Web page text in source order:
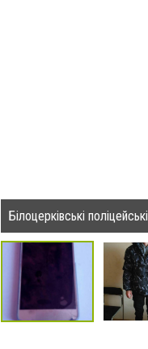
Білоцерківські